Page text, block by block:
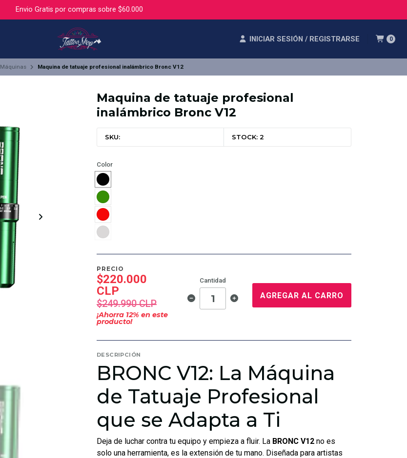
INICIAR SESIÓN / REGISTRARSE 0
Envio Gratis por compras sobre $60.000
Máquinas Maquina de tatuaje profesional inalámbrico Bronc V12
Maquina de tatuaje profesional
inalámbrico Bronc V12
SKU: STOCK: 2
Color
PRECIO
$220.000
CLP
$249.990 CLP
¡Ahorra 12% en este
producto!
Cantidad
AGREGAR AL CARRO
DESCRIPCIÓN
BRONC V12: La Máquina
de Tatuaje Profesional
que se Adapta a Ti
Deja de luchar contra tu equipo y empieza a fluir. La BRONC V12 no es
solo una herramienta, es la extensión de tu mano. Diseñada para artistas